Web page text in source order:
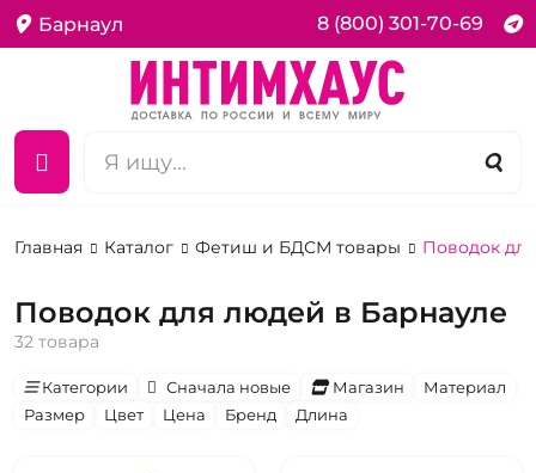
Барнаул 8 (800) 301-70-69
Главная Каталог Фетиш и БДСМ товары Поводок
Поводок для людей в Барнауле
32 товара
Категории Сначала новые Магазин
Материал
Размер
Цвет Цена Бренд Длина